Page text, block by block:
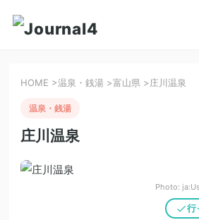
HOME >温泉・銭湯 >富山県 >庄川温泉
温泉・銭湯
庄川温泉
Photo:
行